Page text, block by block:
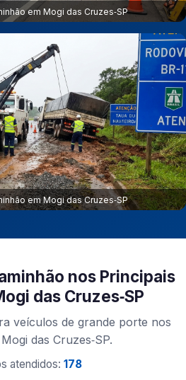
em Mogi das Cruzes‑SP
em Mogi das Cruzes‑SP
nos Principais
das Cruzes‑SP
veículos de grande porte nos
das Cruzes‑SP.
atendidos: 178